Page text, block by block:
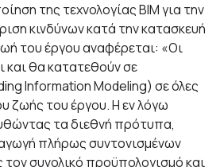
της τεχνολογίας ΒΙΜ για την
κινδύνων κατά την κατασκευή
του έργου αναφέρεται: «Οι
και θα κατατεθούν σε
Information Modeling) σε όλες
ζωής του έργου. Η εν λόγω
τα διεθνή πρότυπα,
πλήρως συντονισμένων
συνολικό προϋπολογισμό και